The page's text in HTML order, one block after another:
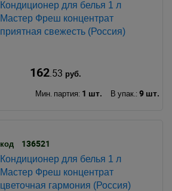
Кондиционер для белья 1 л
Мастер Фреш концентрат
приятная свежесть (Россия)
162.53 руб.
Мин. партия: 1 шт. В упак.: 9 шт.
код 136521
Кондиционер для белья 1 л
Мастер Фреш концентрат
цветочная гармония (Россия)